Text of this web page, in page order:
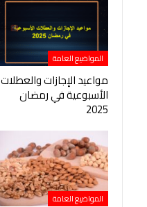
المواضيع العامة
مواعيد الإجازات والعطلات
الأسبوعية في رمضان
2025
المواضيع العامة